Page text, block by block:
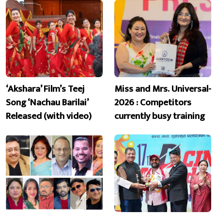
‘Akshara’ Film’s Teej
Song ‘Nachau Barilai’
Released (with video)
Miss and Mrs. Universal-
2026 : Competitors
currently busy training